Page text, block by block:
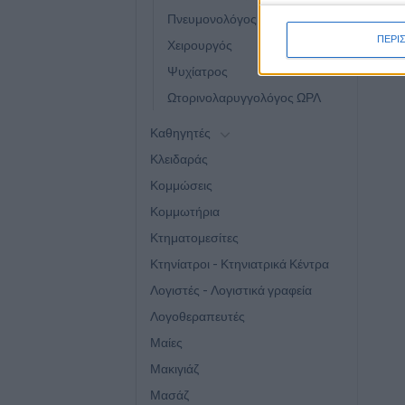
Πνευμονολόγος
Χειρουργός
Ψυχίατρος
Ωτορινολαρυγγολόγος ΩΡΛ
Καθηγητές
Κλειδαράς
Κομμώσεις
Κομμωτήρια
Κτηματομεσίτες
Κτηνίατροι - Κτηνιατρικά Κέντρα
Λογιστές - Λογιστικά γραφεία
Λογοθεραπευτές
Μαίες
Μακιγιάζ
Μασάζ